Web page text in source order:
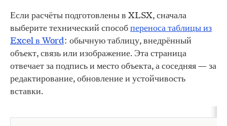
Если расчёты подготовлены в XLSX, сначала
выберите технический способпереноса таблицы из
Excel в Word: обычную таблицу, внедрённый
объект, связь или изображение. Эта страница
отвечает за подпись и место объекта, а соседняя — за
редактирование, обновление и устойчивость
вставки.